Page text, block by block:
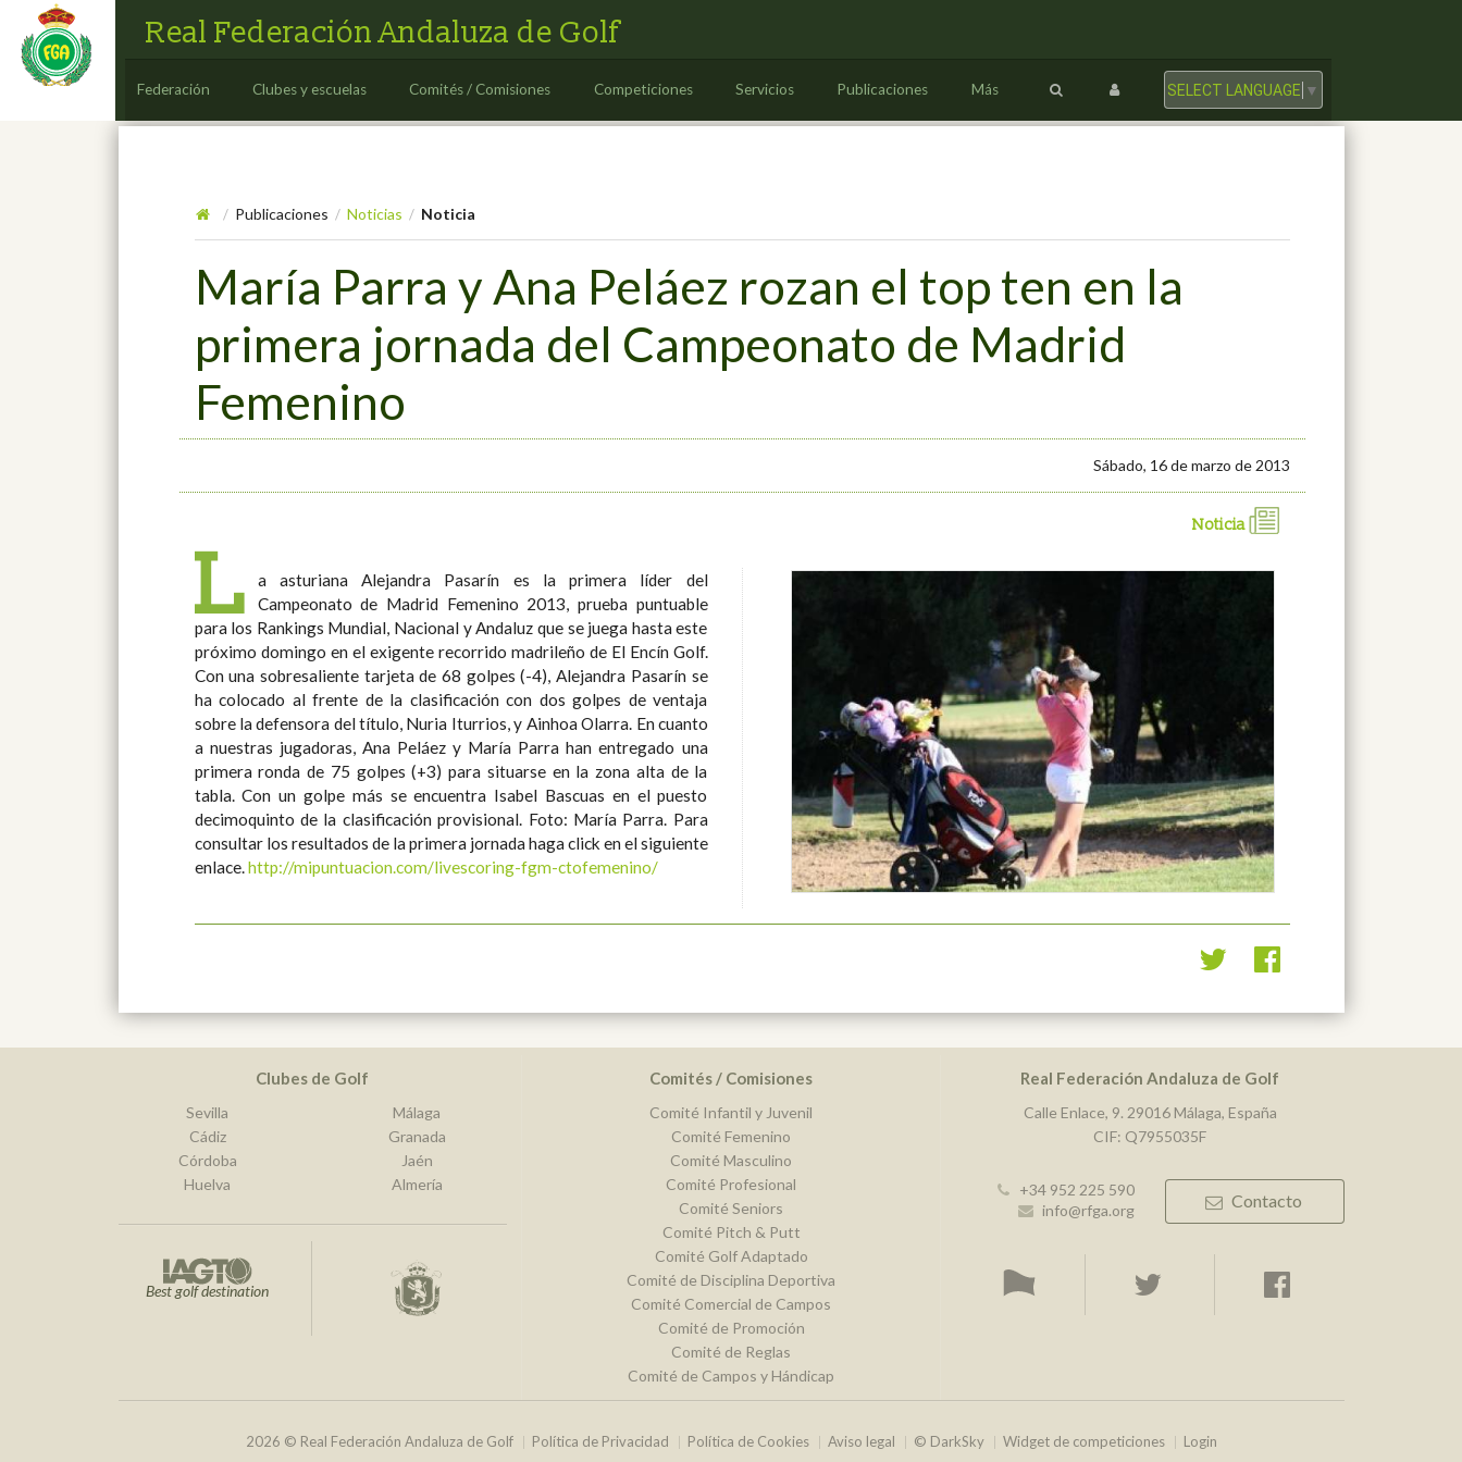
Real Federación Andaluza de Golf
Federación Clubes y escuelas Comités / Comisiones Competiciones Servicios Publicaciones Más SELECT LANGUAGE ▼
/ Publicaciones / Noticias / Noticia
María Parra y Ana Peláez rozan el top ten en la
primera jornada del Campeonato de Madrid
Femenino
Sábado, 16 de marzo de 2013
Noticia
L
a asturiana Alejandra Pasarín es la primera líder del
Campeonato de Madrid Femenino 2013, prueba puntuable
para los Rankings Mundial, Nacional y Andaluz que se juega hasta este
próximo domingo en el exigente recorrido madrileño de El Encín Golf.
Con una sobresaliente tarjeta de 68 golpes (-4), Alejandra Pasarín se
ha colocado al frente de la clasificación con dos golpes de ventaja
sobre la defensora del título, Nuria Iturrios, y Ainhoa Olarra. En cuanto
a nuestras jugadoras, Ana Peláez y María Parra han entregado una
primera ronda de 75 golpes (+3) para situarse en la zona alta de la
tabla. Con un golpe más se encuentra Isabel Bascuas en el puesto
decimoquinto de la clasificación provisional. Foto: María Parra. Para
consultar los resultados de la primera jornada haga click en el siguiente
enlace.http://mipuntuacion.com/livescoring-fgm-ctofemenino/
Clubes de Golf
Sevilla
Cádiz
Córdoba
Huelva
Málaga
Granada
Jaén
Almería
Best golf destination
Comités / Comisiones
Comité Infantil y Juvenil
Comité Femenino
Comité Masculino
Comité Profesional
Comité Seniors
Comité Pitch & Putt
Comité Golf Adaptado
Comité de Disciplina Deportiva
Comité Comercial de Campos
Comité de Promoción
Comité de Reglas
Comité de Campos y Hándicap
Real Federación Andaluza de Golf
Calle Enlace, 9. 29016 Málaga, España
CIF: Q7955035F
+34 952 225 590
info@rfga.org
Contacto
2026 © Real Federación Andaluza de Golf Política de Privacidad Política de Cookies Aviso legal © DarkSky Widget de competiciones Login